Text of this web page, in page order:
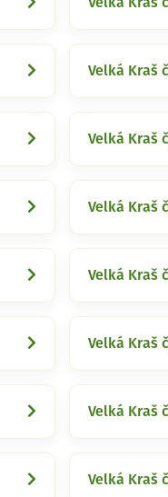
Velká Kraš
Velká Kraš
Velká Kraš
Velká Kraš
Velká Kraš
Velká Kraš
Velká Kraš